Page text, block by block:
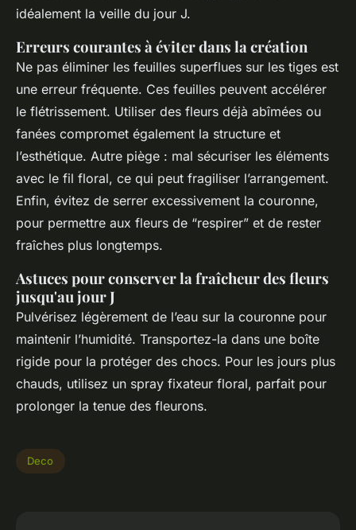
idéalement la veille du jour J.
Erreurs courantes à éviter dans la création
Ne pas éliminer les feuilles superflues sur les tiges est
une erreur fréquente. Ces feuilles peuvent accélérer
le flétrissement. Utiliser des fleurs déjà abîmées ou
fanées compromet également la structure et
l’esthétique. Autre piège : mal sécuriser les éléments
avec le fil floral, ce qui peut fragiliser l’arrangement.
Enfin, évitez de serrer excessivement la couronne,
pour permettre aux fleurs de “respirer” et de rester
fraîches plus longtemps.
Astuces pour conserver la fraîcheur des fleurs
jusqu'au jour J
Pulvérisez légèrement de l’eau sur la couronne pour
maintenir l’humidité. Transportez-la dans une boîte
rigide pour la protéger des chocs. Pour les jours plus
chauds, utilisez un spray fixateur floral, parfait pour
prolonger la tenue des fleurons.
Deco